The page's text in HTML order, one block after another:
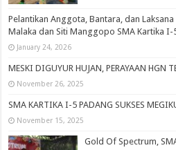
Pelantikan Anggota, Bantara, dan
Malaka dan Siti Manggopo SMA Kartika I-
January 24, 2026
MESKI DIGUYUR HUJAN, PERAYAAN HGN
November 26, 2025
SMA KARTIKA I-5 PADANG SUKSES
November 15, 2025
Gold Of Spectrum,